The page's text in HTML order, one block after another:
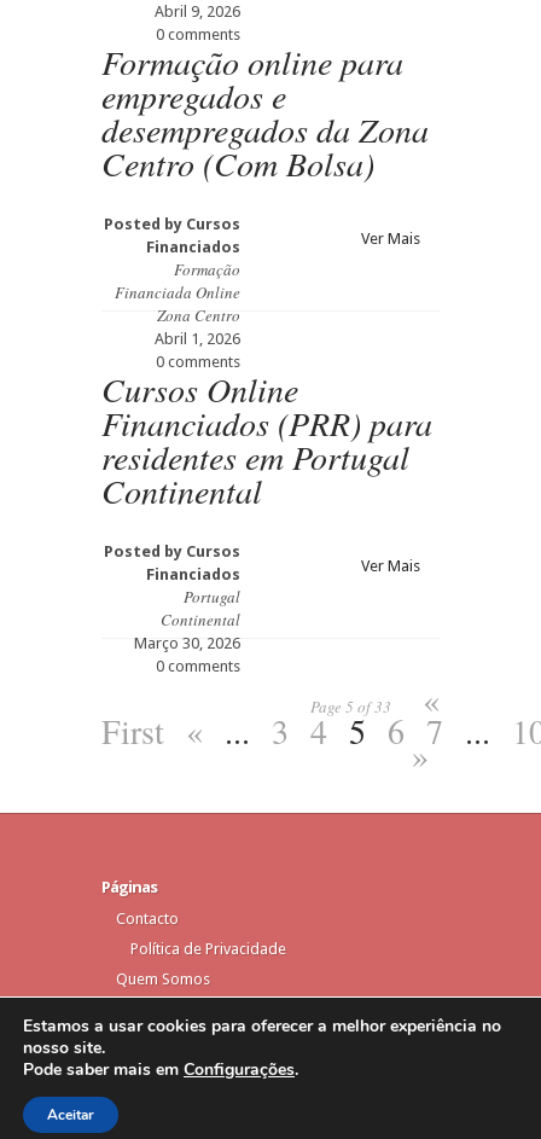
Abril 9, 2026
0 comments
Formação online para
empregados e
desempregados da Zona
Centro (Com Bolsa)
Posted by Cursos
Financiados
Formação
Financiada Online
Zona Centro
Abril 1, 2026
0 comments
Ver Mais
Cursos Online
Financiados (PRR) para
residentes em Portugal
Continental
Posted by Cursos
Financiados
Portugal
Continental
Março 30, 2026
0 comments
Ver Mais
Page 5 of 33 «
First « ... 3 4 5 6 7 ...
»
Páginas
Contacto
Política de Privacidade
Quem Somos
Designed byElegant Themes| Powered by
WordPress
Estamos a usar cookies para oferecer a melhor experiência no
nosso site.
Pode saber mais em Configurações.
Aceitar